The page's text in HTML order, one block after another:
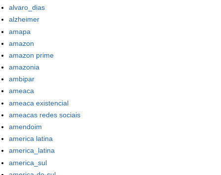
alvaro_dias
alzheimer
amapa
amazon
amazon prime
amazonia
ambipar
ameaca
ameaca existencial
ameacas redes sociais
amendoim
america latina
america_latina
america_sul